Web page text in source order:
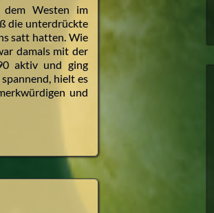
Westen im
die unterdrückte
satt hatten. Wie
damals mit der
aktiv und ging
hielt es
und